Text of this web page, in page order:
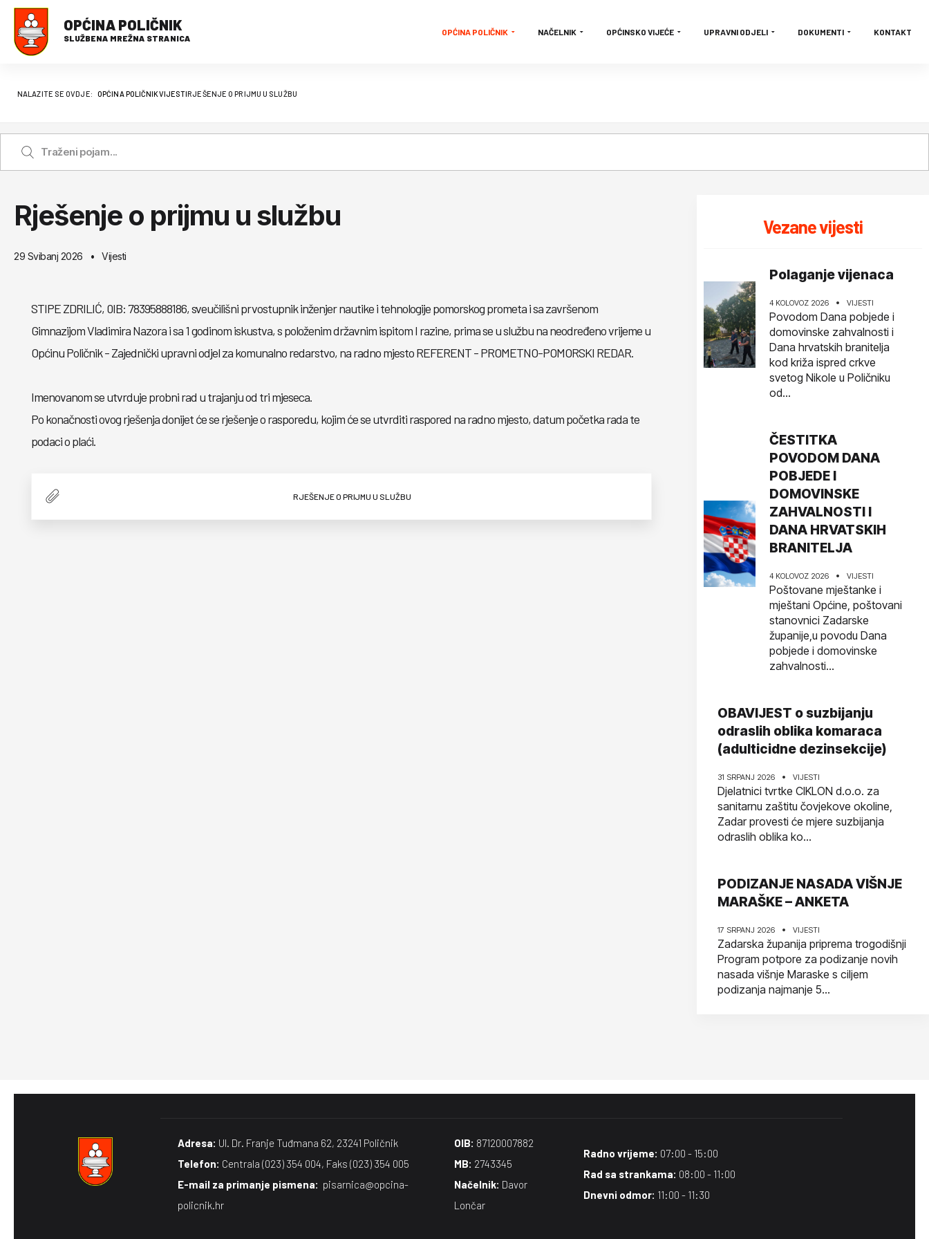
OPĆINA POLIČNIK
SLUŽBENA MREŽNA STRANICA
OPĆINA POLIČNIK NAČELNIK OPĆINSKO VIJEĆE UPRAVNI ODJELI DOKUMENTI KONTAKT
NALAZITE SE OVDJE: OPĆINA POLIČNIKVIJESTIRJEŠENJE O PRIJMU U SLUŽBU
Rješenje o prijmu u službu
29 Svibanj 2026 Vijesti
STIPE ZDRILIĆ, 0IB: 78395888186, sveučilišni prvostupnik inženjer nautike i tehnologije pomorskog prometa i sa završenom
Gimnazijom Vladimira Nazora i sa 1 godinom iskustva, s položenim državnim ispitom I razine, prima se u službu na neodređeno vrijeme u
Općinu Poličnik - Zajednički upravni odjel za komunalno redarstvo, na radno mjesto REFERENT - PROMETNO-POMORSKI REDAR.
Imenovanom se utvrduje probni rad u trajanju od tri mjeseca.
Po konačnosti ovog rješenja donijet će se rješenje o rasporedu, kojim će se utvrditi raspored na radno mjesto, datum početka rada te
podaci o plaći.
RJEŠENJE O PRIJMU U SLUŽBU
Vezane vijesti
Polaganje vijenaca
4 KOLOVOZ 2026 VIJESTI
Povodom Dana pobjede i
domovinske zahvalnosti i
Dana hrvatskih branitelja
kod križa ispred crkve
svetog Nikole u Poličniku
od...
ČESTITKA
POVODOM DANA
POBJEDE I
DOMOVINSKE
ZAHVALNOSTI I
DANA HRVATSKIH
BRANITELJA
4 KOLOVOZ 2026 VIJESTI
Poštovane mještanke i
mještani Općine, poštovani
stanovnici Zadarske
županije,u povodu Dana
pobjede i domovinske
zahvalnosti...
OBAVIJEST o suzbijanju
odraslih oblika komaraca
(adulticidne dezinsekcije)
31 SRPANJ 2026 VIJESTI
Djelatnici tvrtke CIKLON d.o.o. za
sanitarnu zaštitu čovjekove okoline,
Zadar provesti će mjere suzbijanja
odraslih oblika ko...
PODIZANJE NASADA VIŠNJE
MARAŠKE – ANKETA
17 SRPANJ 2026 VIJESTI
Zadarska županija priprema trogodišnji
Program potpore za podizanje novih
nasada višnje Maraske s ciljem
podizanja najmanje 5...
Adresa: Ul. Dr. Franje Tuđmana 62, 23241 Poličnik
Telefon: Centrala (023) 354 004, Faks (023) 354 005
E-mail za primanje pismena​: pisarnica@opcina-
policnik.hr
OIB: 87120007882
MB: 2743345
Načelnik: Davor
Lončar
Radno vrijeme: 07:00 - 15:00
Rad sa strankama: 08:00 - 11:00
Dnevni odmor: 11:00 - 11:30